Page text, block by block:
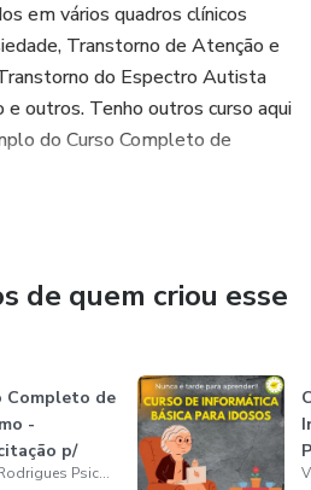
em vários quadros clínicos
Transtorno de Atenção e
do Espectro Autista
outros. Tenho outros curso aqui
do Curso Completo de
de quem criou esse
Completo de
-
p/
e C...Valter Rodrigues Psicólogo